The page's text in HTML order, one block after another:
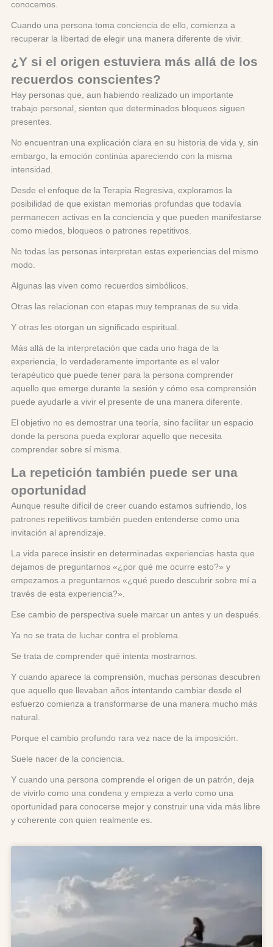
conocemos.
Cuando una persona toma conciencia de ello, comienza a
recuperar la libertad de elegir una manera diferente de vivir.
¿Y si el origen estuviera más allá de los
recuerdos conscientes?
Hay personas que, aun habiendo realizado un importante
trabajo personal, sienten que determinados bloqueos siguen
presentes.
No encuentran una explicación clara en su historia de vida y, sin
embargo, la emoción continúa apareciendo con la misma
intensidad.
Desde el enfoque de la Terapia Regresiva, exploramos la
posibilidad de que existan memorias profundas que todavía
permanecen activas en la conciencia y que pueden manifestarse
como miedos, bloqueos o patrones repetitivos.
No todas las personas interpretan estas experiencias del mismo
modo.
Algunas las viven como recuerdos simbólicos.
Otras las relacionan con etapas muy tempranas de su vida.
Y otras les otorgan un significado espiritual.
Más allá de la interpretación que cada uno haga de la
experiencia, lo verdaderamente importante es el valor
terapéutico que puede tener para la persona comprender
aquello que emerge durante la sesión y cómo esa comprensión
puede ayudarle a vivir el presente de una manera diferente.
El objetivo no es demostrar una teoría, sino facilitar un espacio
donde la persona pueda explorar aquello que necesita
comprender sobre sí misma.
La repetición también puede ser una
oportunidad
Aunque resulte difícil de creer cuando estamos sufriendo, los
patrones repetitivos también pueden entenderse como una
invitación al aprendizaje.
La vida parece insistir en determinadas experiencias hasta que
dejamos de preguntarnos «¿por qué me ocurre esto?» y
empezamos a preguntarnos «¿qué puedo descubrir sobre mí a
través de esta experiencia?».
Ese cambio de perspectiva suele marcar un antes y un después.
Ya no se trata de luchar contra el problema.
Se trata de comprender qué intenta mostrarnos.
Y cuando aparece la comprensión, muchas personas descubren
que aquello que llevaban años intentando cambiar desde el
esfuerzo comienza a transformarse de una manera mucho más
natural.
Porque el cambio profundo rara vez nace de la imposición.
Suele nacer de la conciencia.
Y cuando una persona comprende el origen de un patrón, deja
de vivirlo como una condena y empieza a verlo como una
oportunidad para conocerse mejor y construir una vida más libre
y coherente con quien realmente es.